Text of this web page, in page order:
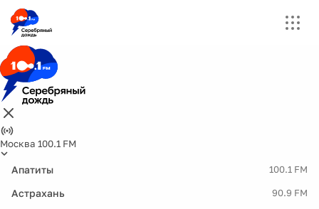
Москва 100.1 FM
Апатиты 100.1 FM
Астрахань 90.9 FM